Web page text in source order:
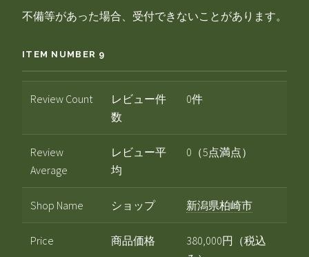
不備等があった場合、受付できないことがあります。
ITEM NUMBER 9
Review Count
レビュー件
数
0件
Review
Average
レビュー平
均
0（5点満点）
Shop Name ショップ 新潟県柏崎市
Price 商品価格
380,000円（税込